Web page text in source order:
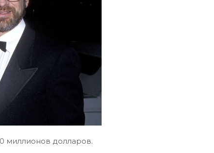
миллионов долларов.